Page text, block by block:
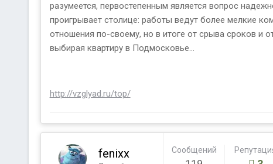
разумеется, первостепенным является вопрос
проигрывает столице: работы ведут более мелкие
отношения по-своему, но в итоге от срыва сроков и
выбирая квартиру в Подмосковье…
http://vzglyad.ru/top/
fenixx Сообщений